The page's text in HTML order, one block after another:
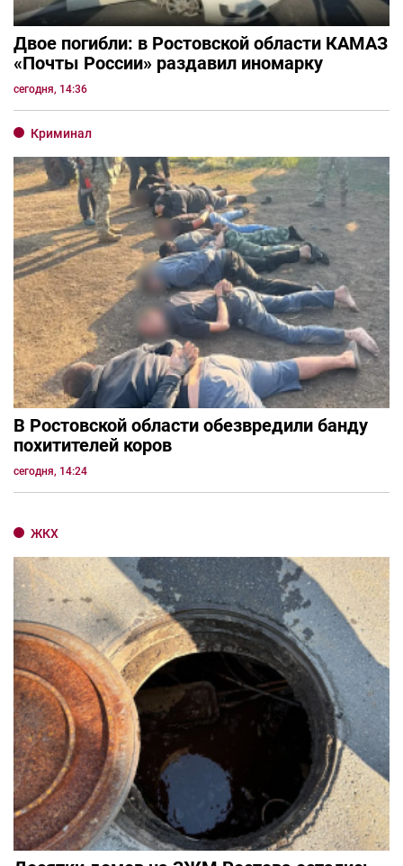
Двое погибли: в Ростовской области КАМАЗ
«Почты России» раздавил иномарку
сегодня, 14:36
Криминал
В Ростовской области обезвредили банду
похитителей коров
сегодня, 14:24
ЖКХ